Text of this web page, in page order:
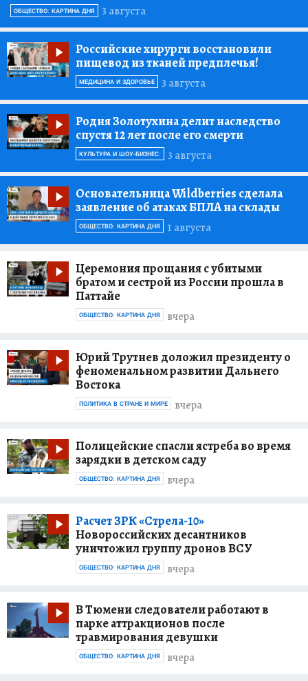
3 августа
ОБЩЕСТВО: КАРТИНА ДНЯ
Российские хирурги восстановили
пищевод из тканей предплечья!
3 августа
МЕДИЦИНА И ЗДОРОВЬЕ
Родня Золотухина делит наследство
спустя 12 лет после его смерти
3 августа
КУЛЬТУРА И ШОУ-БИЗНЕС.
Основательница Wildberries сделала
заявление об атаках БПЛА на склады
1 августа
ОБЩЕСТВО: КАРТИНА ДНЯ
Церемония прощания с убитыми
братом и сестрой из России прошла в
Паттайе
вчера
ОБЩЕСТВО: КАРТИНА ДНЯ
Юрий Трутнев доложил президенту о
феноменальном развитии Дальнего
Востока
вчера
ПОЛИТИКА В СТРАНЕ И МИРЕ
Полицейские спасли ястреба во время
зарядки в детском саду
вчера
ОБЩЕСТВО: КАРТИНА ДНЯ
Расчет ЗРК «Стрела-10»
Новороссийских десантников
уничтожил группу дронов ВСУ
вчера
ОБЩЕСТВО: КАРТИНА ДНЯ
В Тюмени следователи работают в
парке аттракционов после
травмирования девушки
вчера
ОБЩЕСТВО: КАРТИНА ДНЯ